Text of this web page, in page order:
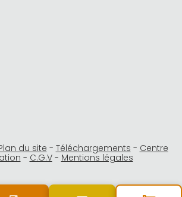
du site - Téléchargements - Centre
- C.G.V- Mentions légales